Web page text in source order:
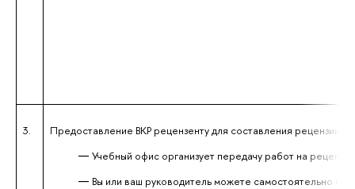
3.
Предоставление ВКР рецензенту для составления рецензии:
Учебный офис организует передачу работ на
Вы или ваш руководитель можете самостоятельно